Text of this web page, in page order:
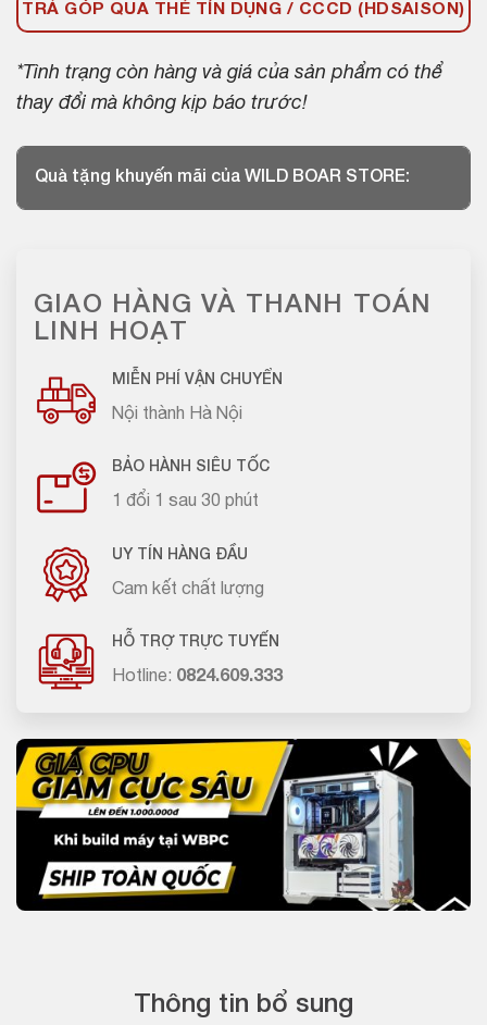
TRẢ GÓP QUA THẺ TÍN DỤNG / CCCD (HDSAISON)
*Tình trạng còn hàng và giá của sản phẩm có thể
thay đổi mà không kịp báo trước!
Quà tặng khuyến mãi của WILD BOAR STORE:
GIAO HÀNG VÀ THANH TOÁN
LINH HOẠT
MIỄN PHÍ VẬN CHUYỂN
Nội thành Hà Nội
BẢO HÀNH SIÊU TỐC
1 đổi 1 sau 30 phút
UY TÍN HÀNG ĐẦU
Cam kết chất lượng
HỖ TRỢ TRỰC TUYẾN
Hotline: 0824.609.333
Thông tin bổ sung